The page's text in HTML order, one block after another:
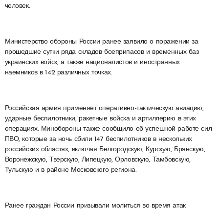
человек.
Министерство обороны России ранее заявило о поражении за
прошедшие сутки ряда складов боеприпасов и временных баз
украинских войск, а также националистов и иностранных
наемников в 142 различных точках.
Российская армия применяет оперативно-тактическую авиацию,
ударные беспилотники, ракетные войска и артиллерию в этих
операциях. Минобороны также сообщило об успешной работе сил
ПВО, которые за ночь сбили 147 беспилотников в нескольких
российских областях, включая Белгородскую, Курскую, Брянскую,
Воронежскую, Тверскую, Липецкую, Орловскую, Тамбовскую,
Тульскую и в районе Московского региона.
Ранее граждан России призывали молиться во время атак